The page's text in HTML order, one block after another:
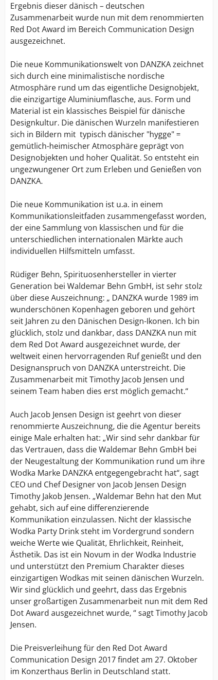
Ergebnis dieser dänisch – deutschen
Zusammenarbeit wurde nun mit dem renommierten
Red Dot Award im Bereich Communication Design
ausgezeichnet.
Die neue Kommunikationswelt von DANZKA zeichnet
sich durch eine minimalistische nordische
Atmosphäre rund um das eigentliche Designobjekt,
die einzigartige Aluminiumflasche, aus. Form und
Material ist ein klassisches Beispiel für dänische
Designkultur. Die dänischen Wurzeln manifestieren
sich in Bildern mit typisch dänischer "hygge" =
gemütlich-heimischer Atmosphäre geprägt von
Designobjekten und hoher Qualität. So entsteht ein
ungezwungener Ort zum Erleben und Genießen von
DANZKA.
Die neue Kommunikation ist u.a. in einem
Kommunikationsleitfaden zusammengefasst worden,
der eine Sammlung von klassischen und für die
unterschiedlichen internationalen Märkte auch
individuellen Hilfsmitteln umfasst.
Rüdiger Behn, Spirituosenhersteller in vierter
Generation bei Waldemar Behn GmbH, ist sehr stolz
über diese Auszeichnung: „ DANZKA wurde 1989 im
wunderschönen Kopenhagen geboren und gehört
seit Jahren zu den Dänischen Design-Ikonen. Ich bin
glücklich, stolz und dankbar, dass DANZKA nun mit
dem Red Dot Award ausgezeichnet wurde, der
weltweit einen hervorragenden Ruf genießt und den
Designanspruch von DANZKA unterstreicht. Die
Zusammenarbeit mit Timothy Jacob Jensen und
seinem Team haben dies erst möglich gemacht.“
Auch Jacob Jensen Design ist geehrt von dieser
renommierte Auszeichnung, die die Agentur bereits
einige Male erhalten hat: „Wir sind sehr dankbar für
das Vertrauen, dass die Waldemar Behn GmbH bei
der Neugestaltung der Kommunikation rund um ihre
Wodka Marke DANZKA entgegengebracht hat“, sagt
CEO und Chef Designer von Jacob Jensen Design
Timothy Jakob Jensen. „Waldemar Behn hat den Mut
gehabt, sich auf eine differenzierende
Kommunikation einzulassen. Nicht der klassische
Wodka Party Drink steht im Vordergrund sondern
weiche Werte wie Qualität, Ehrlichkeit, Reinheit,
Ästhetik. Das ist ein Novum in der Wodka Industrie
und unterstützt den Premium Charakter dieses
einzigartigen Wodkas mit seinen dänischen Wurzeln.
Wir sind glücklich und geehrt, dass das Ergebnis
unser großartigen Zusammenarbeit nun mit dem Red
Dot Award ausgezeichnet wurde, “ sagt Timothy Jacob
Jensen.
Die Preisverleihung für den Red Dot Award
Communication Design 2017 findet am 27. Oktober
im Konzerthaus Berlin in Deutschland statt.